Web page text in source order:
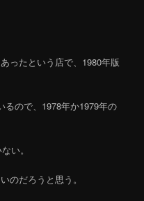
ったという店で、1980年版
るので、1978年か1979年の
い。
のだろうと思う。